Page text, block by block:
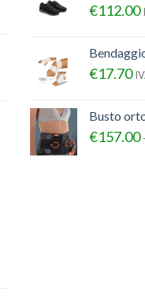
€112.00
€17.70
Busto
€157.00